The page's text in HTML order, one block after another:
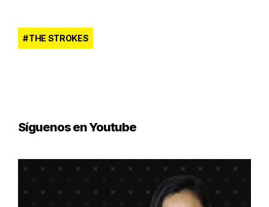
THE STROKES
Síguenos en Youtube